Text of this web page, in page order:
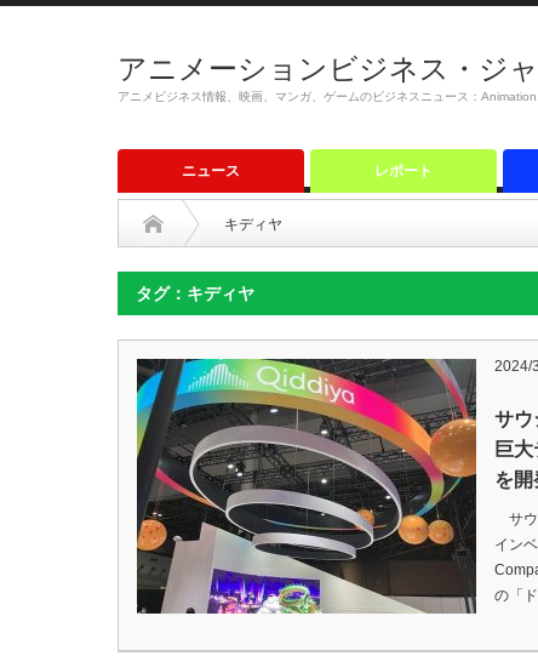
アニメーションビジネス・ジ
アニメビジネス情報、映画、マンガ、ゲームのビジネスニュース：
ニュース レポート
キディヤ
タグ：キディヤ
2024/
サウ
巨
を開
サウ
イン
の「